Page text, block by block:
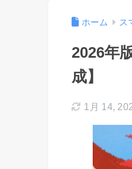
ホーム ス
2026年
成】
1月 14,